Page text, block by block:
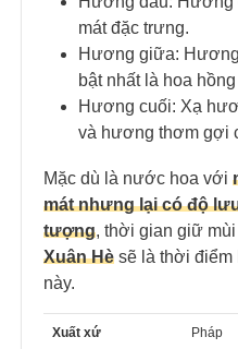
mát đặc trưng.
Hương giữa:
bật nhất là hoa
Hương cuối: Xạ
và hương thơm gợi
Mặc dù là nước hoa với
mát nhưng lại có độ
tượng, thời gian giữ
Xuân Hè sẽ là thời
này.
Xuất xứ Pháp